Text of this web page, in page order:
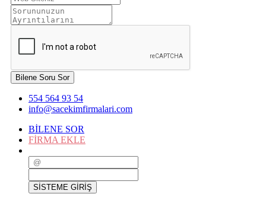
Bilene Soru Sor
554 564 93 54
info@sacekimfirmalari.com
BİLENE SOR
FİRMA EKLE
SİSTEME GİRİŞ